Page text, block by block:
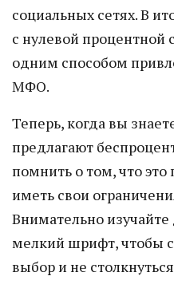
социальных сетях. В
с нулевой процентной
одним способом
МФО.
Теперь, когда вы
предлагают
помнить о том, что
иметь свои
Внимательно изучайте
мелкий шрифт, чтобы
выбор и не